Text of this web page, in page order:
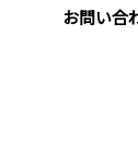
お問い合